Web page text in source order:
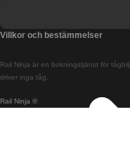
Tåg
Rail Ninja ®
Rail Ninja är en bokningstjänst för
driver inga tåg.
Villkor och bestämmelser